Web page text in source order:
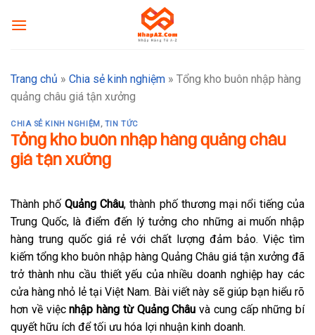
Trang chủ » Chia sẻ kinh nghiệm » Tổng kho buôn nhập hàng
quảng châu giá tận xưởng
CHIA SẺ KINH NGHIỆM, TIN TỨC
Tổng kho buôn nhập hàng quảng châu
giá tận xưởng
Thành phốQuảng Châu, thành phố thương mại nổi tiếng của
Trung Quốc, là điểm đến lý tưởng cho những ai muốn nhập
hàng trung quốc giá rẻ với chất lượng đảm bảo. Việc tìm
kiếm tổng kho buôn nhập hàng Quảng Châu giá tận xưởng đã
trở thành nhu cầu thiết yếu của nhiều doanh nghiệp hay các
cửa hàng nhỏ lẻ tại Việt Nam. Bài viết này sẽ giúp bạn hiểu rõ
hơn về việcnhập hàng từ Quảng Châu và cung cấp những bí
quyết hữu ích để tối ưu hóa lợi nhuận kinh doanh.